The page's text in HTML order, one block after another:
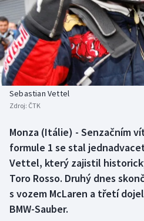
Americký fotbal
Baseball a softbal
Basketbal
Biatlon
Box
Curling
Dostihy
NEPŘEHLÉDNĚTE
Soutěže
Historické návraty
Aplikace ČT sport
Sebastian Vettel
Zdroj: ČTK
Monza (Itálie) - Senzačním
formule 1 se stal
Vettel, který zajistil
Toro Rosso. Druhý dnes
s vozem McLaren a třetí
BMW-Sauber.